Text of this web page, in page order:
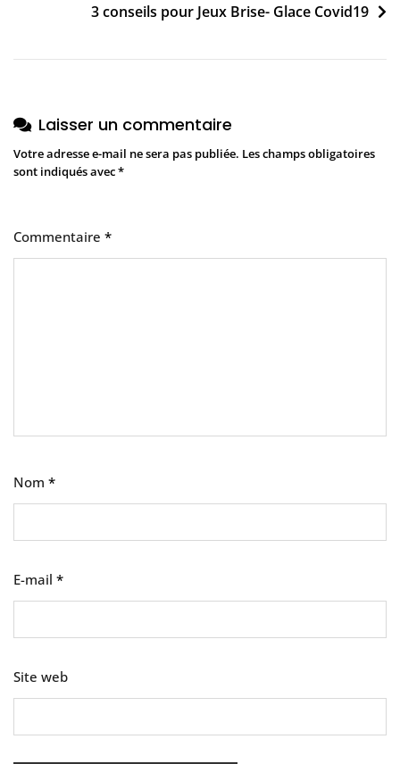
3 conseils pour Jeux Brise- Glace Covid19
Laisser un commentaire
Votre adresse e-mail ne sera pas publiée. Les champs obligatoires
sont indiqués avec*
Commentaire *
Nom *
E-mail *
Site web